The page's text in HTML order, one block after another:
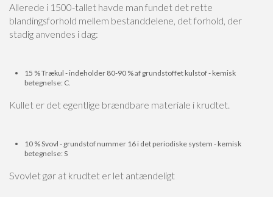
Allerede i 1500-tallet havde man fundet det rette
blandingsforhold mellem bestanddelene, det forhold, der
stadig anvendes i dag:
15 % Trækul - indeholder 80-90 % af grundstoffet kulstof - kemisk
betegnelse: C.
Kullet er det egentlige brændbare materiale i krudtet.
10 % Svovl - grundstof nummer 16 i det periodiske system - kemisk
betegnelse: S
Svovlet gør at krudtet er let antændeligt